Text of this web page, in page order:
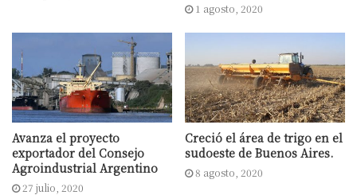
Como se recordará, el sector de la
maquinaria agrícola recién comenzó a
operar en los primeros días de abril, ya
que en las primeras dos semanas de la
cuarentena no fue contemplada como
actividad esencial. “El primer trimestre fue
malo, pero el segundo empezó levantando
y nos ubicamos un 10% por encima del año
1 agosto, 2020
Avanza el proyecto
exportador del Consejo
Agroindustrial Argentino
27 julio, 2020
Creció el área de trigo en el
sudoeste de Buenos Aires.
8 agosto, 2020